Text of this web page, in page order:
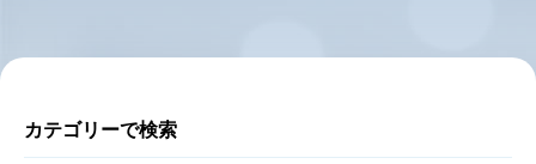
カテゴリーで検索